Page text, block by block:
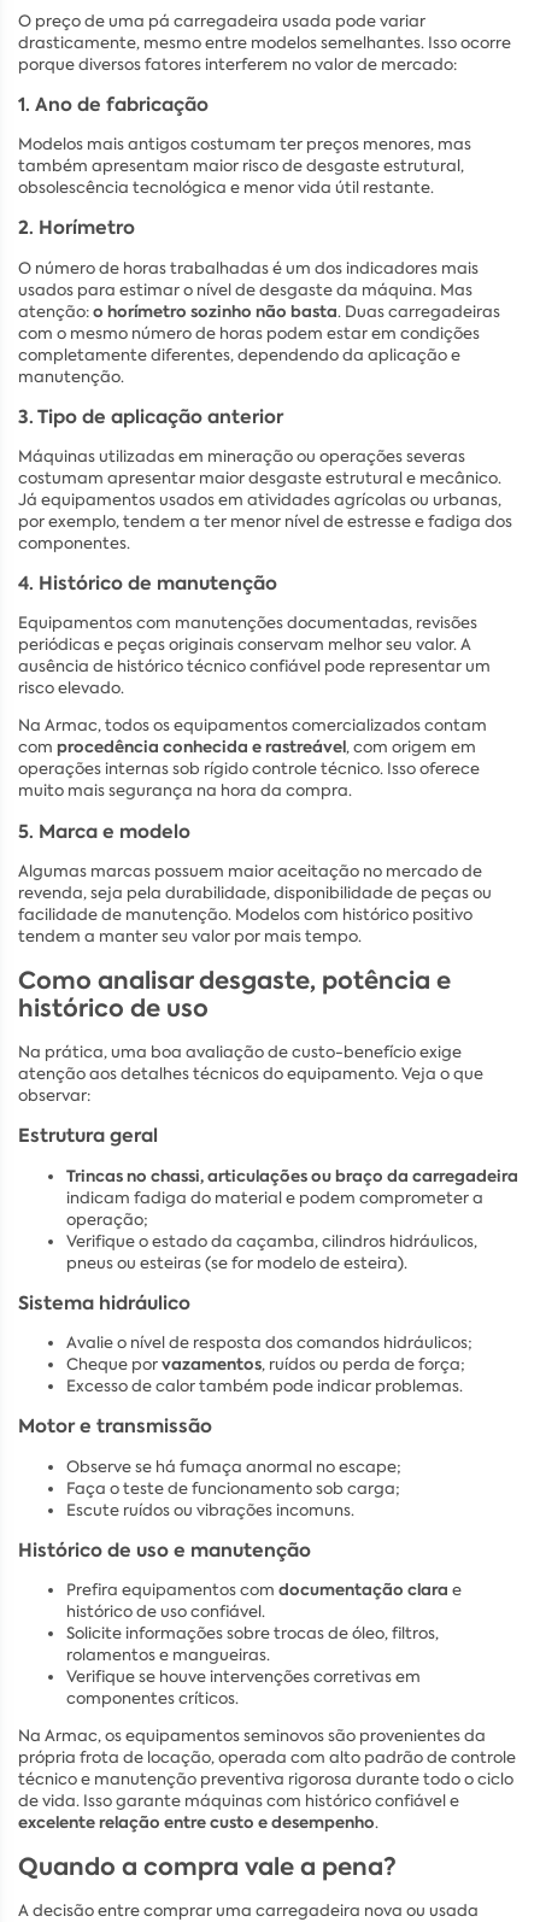
O preço de uma pá carregadeira usada pode variar
drasticamente, mesmo entre modelos semelhantes. Isso ocorre
porque diversos fatores interferem no valor de mercado:
1. Ano de fabricação
Modelos mais antigos costumam ter preços menores, mas
também apresentam maior risco de desgaste estrutural,
obsolescência tecnológica e menor vida útil restante.
2. Horímetro
O número de horas trabalhadas é um dos indicadores mais
usados para estimar o nível de desgaste da máquina. Mas
atenção:o horímetro sozinho não basta. Duas carregadeiras
com o mesmo número de horas podem estar em condições
completamente diferentes, dependendo da aplicação e
manutenção.
3. Tipo de aplicação anterior
Máquinas utilizadas em mineração ou operações severas
costumam apresentar maior desgaste estrutural e mecânico.
Já equipamentos usados em atividades agrícolas ou urbanas,
por exemplo, tendem a ter menor nível de estresse e fadiga dos
componentes.
4. Histórico de manutenção
Equipamentos com manutenções documentadas, revisões
periódicas e peças originais conservam melhor seu valor. A
ausência de histórico técnico confiável pode representar um
risco elevado.
Na Armac, todos os equipamentos comercializados contam
com procedência conhecida e rastreável, com origem em
operações internas sob rígido controle técnico. Isso oferece
muito mais segurança na hora da compra.
5. Marca e modelo
Algumas marcas possuem maior aceitação no mercado de
revenda, seja pela durabilidade, disponibilidade de peças ou
facilidade de manutenção. Modelos com histórico positivo
tendem a manter seu valor por mais tempo.
Como analisar desgaste, potência e
histórico de uso
Na prática, uma boa avaliação de custo-benefício exige
atenção aos detalhes técnicos do equipamento. Veja o que
observar:
Estrutura geral
Trincas no chassi, articulações ou braço da carregadeira
indicam fadiga do material e podem comprometer a
operação;
Verifique o estado da caçamba, cilindros hidráulicos,
pneus ou esteiras (se for modelo de esteira).
Sistema hidráulico
Avalie o nível de resposta dos comandos hidráulicos;
Cheque porvazamentos, ruídos ou perda de força;
Excesso de calor também pode indicar problemas.
Motor e transmissão
Observe se há fumaça anormal no escape;
Faça o teste de funcionamento sob carga;
Escute ruídos ou vibrações incomuns.
Histórico de uso e manutenção
Prefira equipamentos com documentação clara e
histórico de uso confiável.
Solicite informações sobre trocas de óleo, filtros,
rolamentos e mangueiras.
Verifique se houve intervenções corretivas em
componentes críticos.
Na Armac, os equipamentos seminovos são provenientes da
própria frota de locação, operada com alto padrão de controle
técnico e manutenção preventiva rigorosa durante todo o ciclo
de vida. Isso garante máquinas com histórico confiável e
excelente relação entre custo e desempenho.
Quando a compra vale a pena?
A decisão entre comprar uma carregadeira nova ou usada